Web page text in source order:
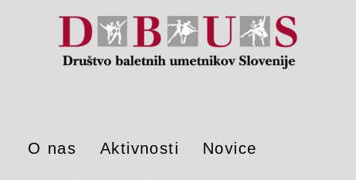
O nas Aktivnosti Novice